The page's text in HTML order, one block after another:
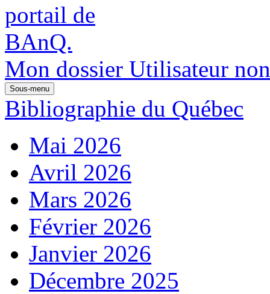
Mon dossier Utilisateur
Sous-menu
Bibliographie du Québec
Mai 2026
Avril 2026
Mars 2026
Février 2026
Janvier 2026
Décembre 2025